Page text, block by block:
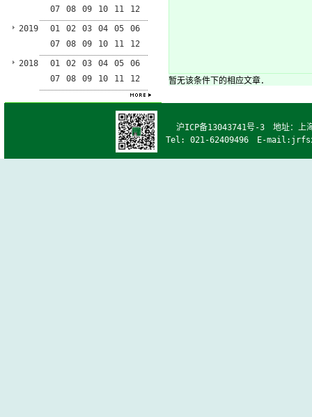
暂无该条件下的相应文章．
07
08 09 10 11
12
2019
01 02 03 04 05
06
07
08 09 10 11
12
2018
01 02 03 04 05
06
07
08 09 10 11 12
沪ICP备13043741号-3 地址：上
Tel: 021-62409496 E-